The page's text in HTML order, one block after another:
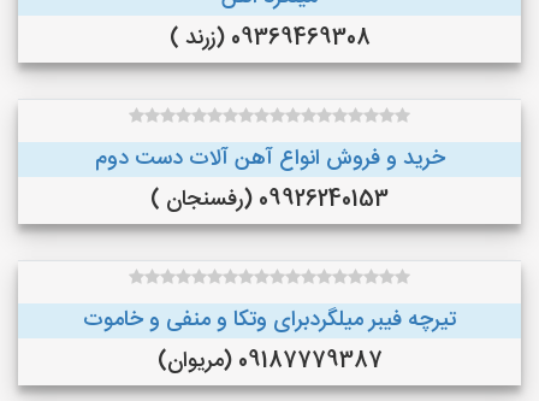
09369469308 (زرند )
خرید و فروش انواع آهن آلات دست دوم
09926240153 (رفسنجان )
تیرچه فیبر میلگردبرای وتکا و منفی و خاموت
09187779387 (مریوان)